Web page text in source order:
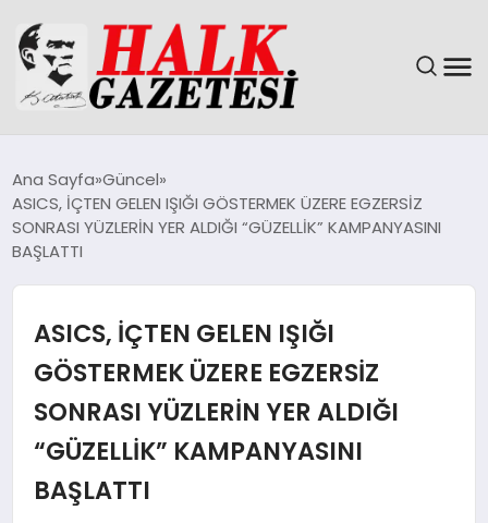
DÜNYA
EKONOMI
MAGAZIN
SAĞLIK
SIYASET
Ana Sayfa Güncel
ASICS, İÇTEN GELEN IŞIĞI GÖSTERMEK ÜZERE EGZERSİZ
SONRASI YÜZLERİN YER ALDIĞI “GÜZELLİK” KAMPANYASINI
BAŞLATTI
ASICS, İÇTEN GELEN IŞIĞI
GÖSTERMEK ÜZERE EGZERSİZ
SONRASI YÜZLERİN YER ALDIĞI
“GÜZELLİK” KAMPANYASINI
BAŞLATTI